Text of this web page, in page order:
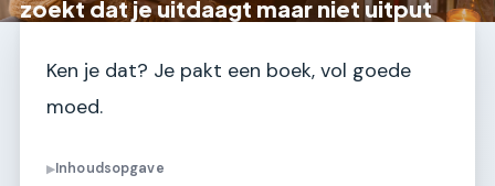
zoekt dat je uitdaagt maar niet uitput
Ken je dat? Je pakt een boek, vol goede
moed.
▶Inhoudsopgave